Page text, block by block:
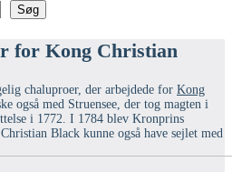
Søg
for Kong Christian
chaluproer, der arbejdede for Kong
også med Struensee, der tog magten i
i 1772. I 1784 blev Kronprins
Black kunne også have sejlet med